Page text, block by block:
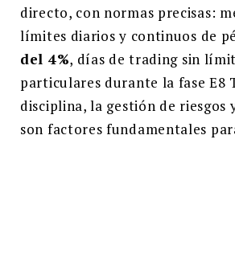
directo, con normas precisas:
límites diarios y continuos de
del 4%, días de trading sin
particulares durante la fase E8
disciplina, la gestión de riesgos
son factores fundamentales